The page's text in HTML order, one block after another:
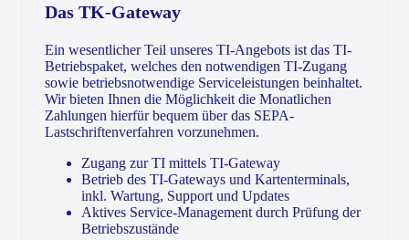
Das TK-Gateway
Ein wesentlicher Teil unseres TI-Angebots ist das TI-
Betriebspaket, welches den notwendigen TI-Zugang
sowie betriebsnotwendige Serviceleistungen beinhaltet.
Wir bieten Ihnen die Möglichkeit die Monatlichen
Zahlungen hierfür bequem über das SEPA-
Lastschriftenverfahren vorzunehmen.
Zugang zur TI mittels TI-Gateway
Betrieb des TI-Gateways und Kartenterminals,
inkl. Wartung, Support und Updates
Aktives Service-Management durch Prüfung der
Betriebszustände